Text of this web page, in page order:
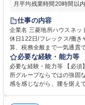
月平均残業時間20時間以内
完全週休2日制
仕事の内容
企業名 三菱地所ハウスネット株式会社 求人名 【経理
休日122日/フレックス/働きやすい環境 仕事の内容
算、税務全般まで一気通貫
活かして主体的にバックオフィス
をお任せします。 ■出納業
計・税務（月次実績資料作成、
【経理】三菱地所グループ/
必要な経験・能力等
必要な経験・能力等 【必
所グループならではの強固
感を感じながら、腰を据え